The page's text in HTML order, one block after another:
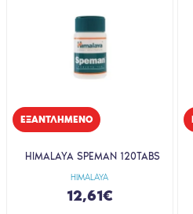
EΞΑΝΤΛΗΜΈΝΟ
HIMALAYA
HIMALAYA SPEMAN 120TABS
12,61€